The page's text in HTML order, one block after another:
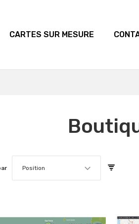
CARTES SUR MESURE
Position